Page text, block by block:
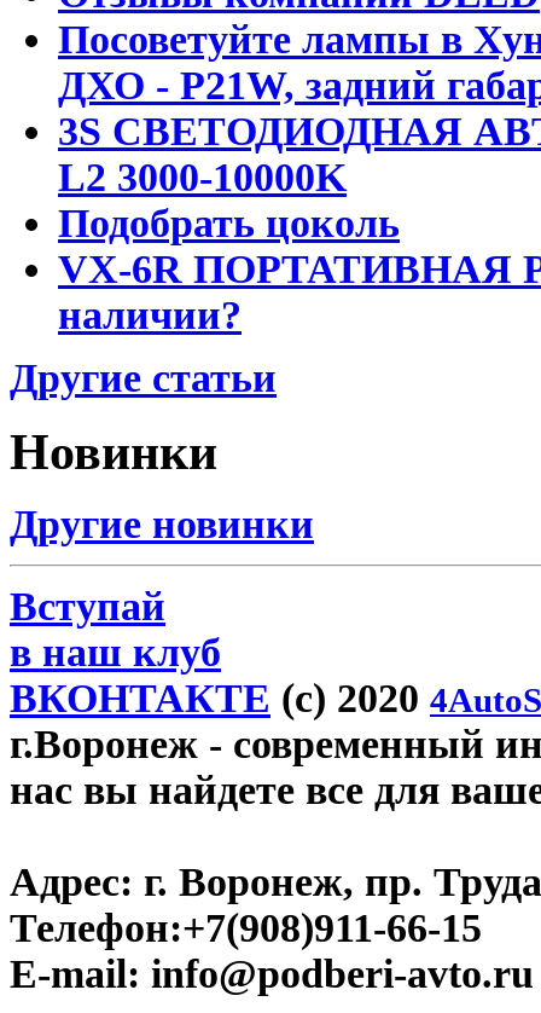
Посоветуйте лампы в
ДХО - P21W, задний
3S СВЕТОДИОДНАЯ
L2 3000-10000K
Подобрать цоколь
VX-6R ПОРТАТИВНАЯ
наличии?
Другие статьи
Новинки
Другие новинки
Вступай
в наш клуб
ВКОНТАКТЕ (c) 2020
г.Воронеж - современный
нас вы найдете все для
Адрес: г. Воронеж, пр.
Телефон:+7(908)911-66-15
E-mail: info@podberi-avto.ru